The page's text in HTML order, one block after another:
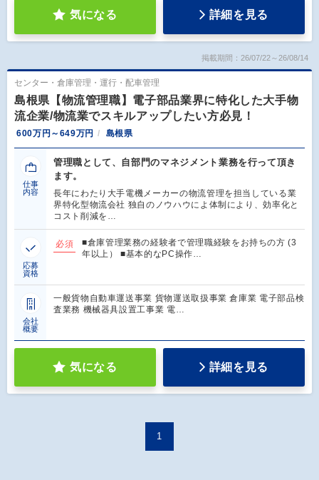
気になる 詳細を見る
掲載期間：26/07/22～26/08/14
センター・倉庫管理・運行・配車管理
島根県【物流管理職】電子部品業界に特化した大手物
流企業/物流業でスキルアップしたい方必見！
600万円～649万円 島根県
仕事
内容
管理職として、自部門のマネジメント業務を行って頂き
ます。
長年にわたり大手電機メーカーの物流管理を担当している業
界特化型物流会社 独自のノウハウによ体制により、効率化と
コスト削減を…
応募
資格
必須
■倉庫管理業務の経験者で管理職経験をお持ちの方 (3
年以上） ■基本的なPC操作…
会社
概要
一般貨物自動車運送事業 貨物運送取扱事業 倉庫業 電子部品検
査業務 機械器具設置工事業 電…
気になる 詳細を見る
1